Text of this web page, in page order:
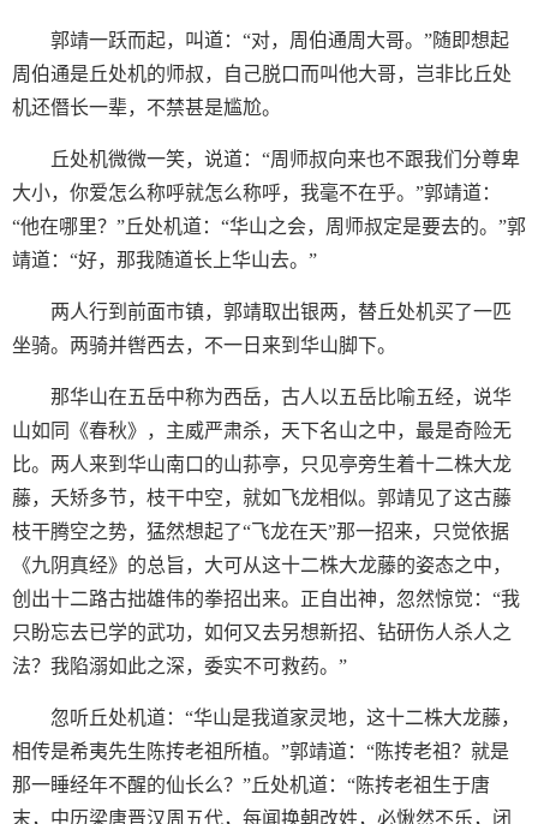
郭靖一跃而起，叫道：“对，周伯通周大哥。”随即想起
周伯通是丘处机的师叔，自己脱口而叫他大哥，岂非比丘处
机还僭长一辈，不禁甚是尴尬。
丘处机微微一笑，说道：“周师叔向来也不跟我们分尊卑
大小，你爱怎么称呼就怎么称呼，我毫不在乎。”郭靖道：
“他在哪里？”丘处机道：“华山之会，周师叔定是要去的。”郭
靖道：“好，那我随道长上华山去。”
两人行到前面市镇，郭靖取出银两，替丘处机买了一匹
坐骑。两骑并辔西去，不一日来到华山脚下。
那华山在五岳中称为西岳，古人以五岳比喻五经，说华
山如同《春秋》，主威严肃杀，天下名山之中，最是奇险无
比。两人来到华山南口的山荪亭，只见亭旁生着十二株大龙
藤，夭矫多节，枝干中空，就如飞龙相似。郭靖见了这古藤
枝干腾空之势，猛然想起了“飞龙在天”那一招来，只觉依据
《九阴真经》的总旨，大可从这十二株大龙藤的姿态之中，
创出十二路古拙雄伟的拳招出来。正自出神，忽然惊觉：“我
只盼忘去已学的武功，如何又去另想新招、钻研伤人杀人之
法？我陷溺如此之深，委实不可救药。”
忽听丘处机道：“华山是我道家灵地，这十二株大龙藤，
相传是希夷先生陈抟老祖所植。”郭靖道：“陈抟老祖？就是
那一睡经年不醒的仙长么？”丘处机道：“陈抟老祖生于唐
末，中历梁唐晋汉周五代，每闻换朝改姓，必愀然不乐，闭